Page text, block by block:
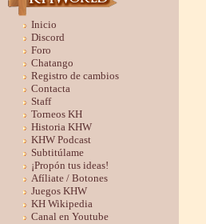
Inicio
Discord
Foro
Chatango
Registro de cambios
Contacta
Staff
Torneos KH
Historia KHW
KHW Podcast
Subtitúlame
¡Propón tus ideas!
Afíliate / Botones
Juegos KHW
KH Wikipedia
Canal en Youtube